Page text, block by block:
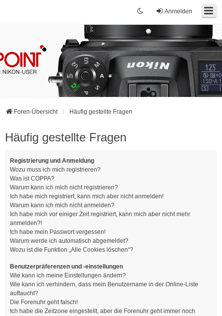
Anmelden
Foren-Übersicht Häufig gestellte Fragen
Häufig gestellte Fragen
Registrierung und Anmeldung
Wozu muss ich mich registrieren?
Was ist COPPA?
Warum kann ich mich nicht registrieren?
Ich habe mich registriert, kann mich aber nicht anmelden!
Warum kann ich mich nicht anmelden?
Ich habe mich vor einiger Zeit registriert, kann mich aber nicht mehr
anmelden?!
Ich habe mein Passwort vergessen!
Warum werde ich automatisch abgemeldet?
Wozu ist die Funktion „Alle Cookies löschen“?
Benutzerpräferenzen und -einstellungen
Wie kann ich meine Einstellungen ändern?
Wie kann ich verhindern, dass mein Benutzername in der Online-Liste
auftaucht?
Die Forenuhr geht falsch!
Ich habe die Zeitzone eingestellt, aber die Forenuhr geht immer noch